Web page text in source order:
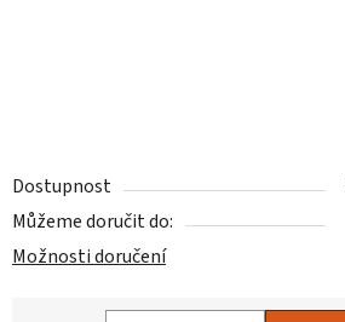
Dostupnost
Můžeme doručit do:
Možnosti doručení